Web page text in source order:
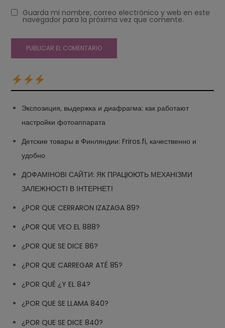
Guarda mi nombre, correo electrónico y web en este
navegador para la próxima vez que comente.
Экспозиция, выдержка и диафрагма: как работают
настройки фотоаппарата
Детские товары в Финляндии: Friros.fi, качественно и
удобно
ДОФАМІНОВІ САЙТИ: ЯК ПРАЦЮЮТЬ МЕХАНІЗМИ
ЗАЛЕЖНОСТІ В ІНТЕРНЕТІ
¿POR QUE CERRARON IZAZAGA 89?
¿POR QUE VEO EL 888?
¿POR QUE SE DICE 86?
¿POR QUE CARREGAR ATÉ 85?
¿POR QUÉ ¿Y EL 84?
¿POR QUE SE LLAMA 840?
¿POR QUE SE DICE 840?